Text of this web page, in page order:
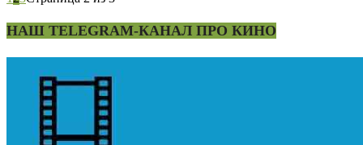
НАШ TELEGRAM-КАНАЛ ПРО КИНО